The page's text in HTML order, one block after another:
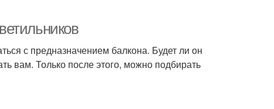
с предназначением балкона. Будет ли он
вам. Только после этого, можно подбирать